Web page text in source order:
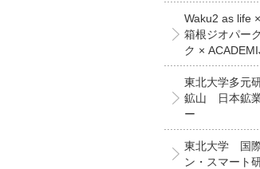
Waku2 as life
箱根ジオパー
ク ×
東北大学多元
鉱山 日本鉱
ー
東北大学 国
ン・スマート